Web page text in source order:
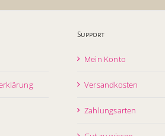
Support
Mein Konto
Versandkosten
Zahlungsarten